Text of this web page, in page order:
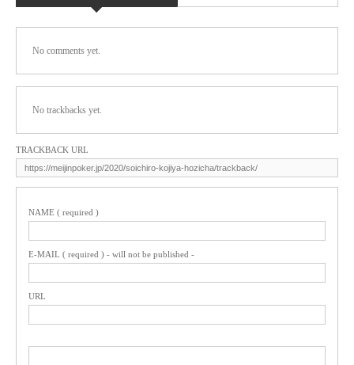
No comments yet.
No trackbacks yet.
TRACKBACK URL
NAME ( required )
E-MAIL ( required ) - will not be published -
URL